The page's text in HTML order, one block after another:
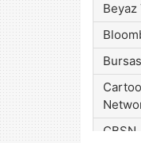
Beyaz
CBSN